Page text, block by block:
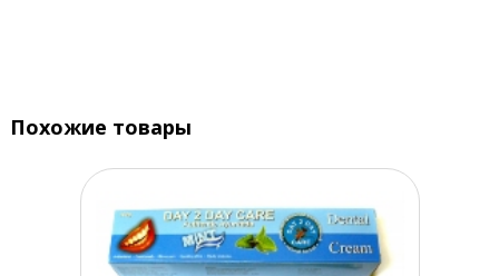
Похожие товары